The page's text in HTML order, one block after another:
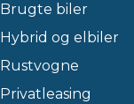
Brugte biler
Hybrid og elbiler
Rustvogne
Privatleasing